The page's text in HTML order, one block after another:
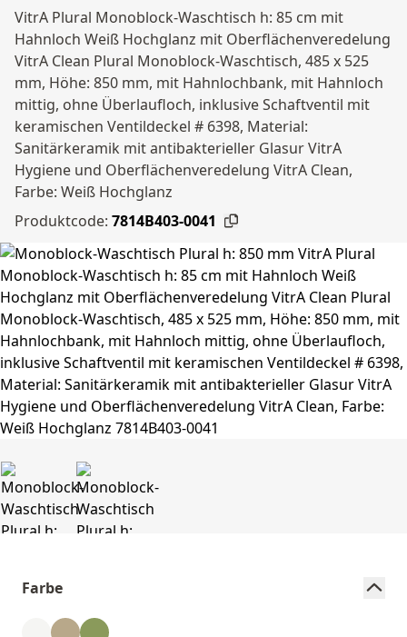
VitrA Plural Monoblock-Waschtisch h: 85 cm mit
Hahnloch Weiß Hochglanz mit Oberflächenveredelung
VitrA Clean Plural Monoblock-Waschtisch, 485 x 525
mm, Höhe: 850 mm, mit Hahnlochbank, mit Hahnloch
mittig, ohne Überlaufloch, inklusive Schaftventil mit
keramischen Ventildeckel # 6398, Material:
Sanitärkeramik mit antibakterieller Glasur VitrA
Hygiene und Oberflächenveredelung VitrA Clean,
Farbe: Weiß Hochglanz
Produktcode: 7814B403-0041
Farbe